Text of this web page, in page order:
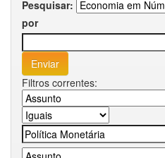
Pesquisar:
por
Filtros correntes: